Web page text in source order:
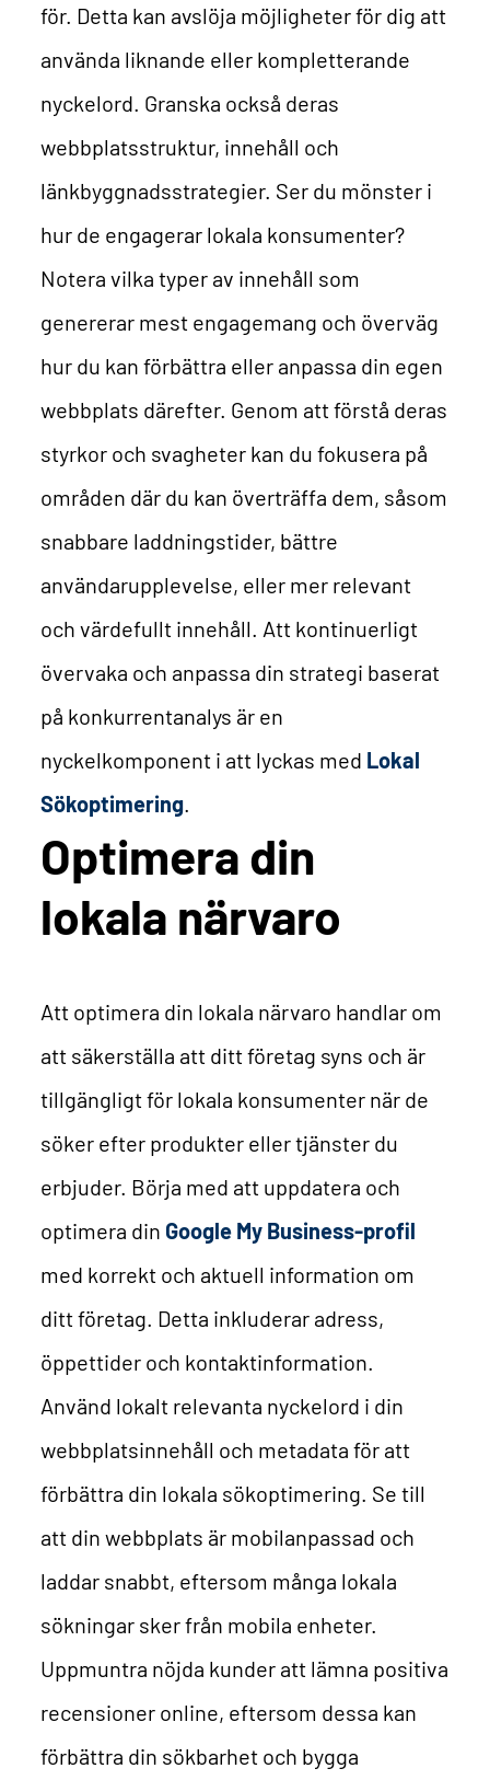
för. Detta kan avslöja möjligheter för dig att
använda liknande eller kompletterande
nyckelord. Granska också deras
webbplatsstruktur, innehåll och
länkbyggnadsstrategier. Ser du mönster i
hur de engagerar lokala konsumenter?
Notera vilka typer av innehåll som
genererar mest engagemang och överväg
hur du kan förbättra eller anpassa din egen
webbplats därefter. Genom att förstå deras
styrkor och svagheter kan du fokusera på
områden där du kan överträffa dem, såsom
snabbare laddningstider, bättre
användarupplevelse, eller mer relevant
och värdefullt innehåll. Att kontinuerligt
övervaka och anpassa din strategi baserat
på konkurrentanalys är en
nyckelkomponent i att lyckas med Lokal
Sökoptimering
Optimera din
lokala närvaro
Att optimera din lokala närvaro handlar om
att säkerställa att ditt företag syns och är
tillgängligt för lokala konsumenter när de
söker efter produkter eller tjänster du
erbjuder. Börja med att uppdatera och
optimera din Google My Business-profil
med korrekt och aktuell information om
ditt företag. Detta inkluderar adress,
öppettider och kontaktinformation.
Använd lokalt relevanta nyckelord i din
webbplatsinnehåll och metadata för att
förbättra din lokala sökoptimering. Se till
att din webbplats är mobilanpassad och
laddar snabbt, eftersom många lokala
sökningar sker från mobila enheter.
Uppmuntra nöjda kunder att lämna positiva
recensioner online, eftersom dessa kan
förbättra din sökbarhet och bygga